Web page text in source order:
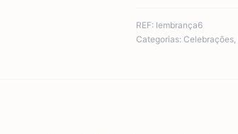
REF: lembrança6
Categorias: Celebrações,